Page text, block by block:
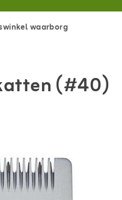
waarborg
(#40)